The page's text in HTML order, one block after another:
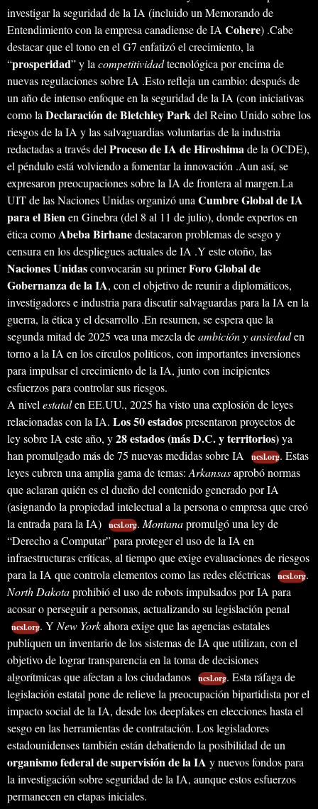
investigar la seguridad de la IA (incluido un Memorando de
Entendimiento con la empresa canadiense de IA Cohere) .Cabe
destacar que el tono en el G7 enfatizó el crecimiento, la
“prosperidad” y la competitividadtecnológica por encima de
nuevas regulaciones sobre IA .Esto refleja un cambio: después de
un año de intenso enfoque en la seguridad de la IA (con iniciativas
como la Declaración de Bletchley Parkdel Reino Unido sobre los
riesgos de la IA y las salvaguardias voluntarias de la industria
redactadas a través del Proceso de IA de Hiroshimade la OCDE),
el péndulo está volviendo a fomentar la innovación .Aun así, se
expresaron preocupaciones sobre la IA de frontera al margen.La
UIT de las Naciones Unidas organizó una Cumbre Global de IA
para el Bienen Ginebra (del 8 al 11 de julio), donde expertos en
ética comoAbeba Birhanedestacaron problemas de sesgo y
censura en los despliegues actuales de IA .Y este otoño, las
Naciones Unidasconvocarán su primerForo Global de
Gobernanza de la IA, con el objetivo de reunir a diplomáticos,
investigadores e industria para discutir salvaguardas para la IA en la
guerra, la ética y el desarrollo .En resumen, se espera que la
segunda mitad de 2025 vea una mezcla deambición y ansiedaden
torno a la IA en los círculos políticos, con importantes inversiones
para impulsar el crecimiento de la IA, junto con incipientes
esfuerzos para controlar sus riesgos.
A nivel estatalen EE.UU., 2025 ha visto una explosión de leyes
relacionadas con la IA. Los 50 estadospresentaron proyectos de
ley sobre IA este año, y28 estados (más D.C. y territorios)ya
han promulgado más de 75 nuevas medidas sobre IA
ncsl.org. Estas
leyes cubren una amplia gama de temas: Arkansasaprobó normas
que aclaran quién es el dueño del contenido generado por IA
(asignando la propiedad intelectual a la persona o empresa que creó
la entrada para la IA) ncsl.org. Montanapromulgó una ley de
“Derecho a Computar” para proteger el uso de la IA en
infraestructuras críticas, al tiempo que exige evaluaciones de riesgos
para la IA que controla elementos como las redes eléctricas ncsl.org.
North Dakotaprohibió el uso de robots impulsados por IA para
acosar o perseguir a personas, actualizando su legislación penal
ncsl.org. Y New Yorkahora exige que las agencias estatales
publiquen un inventario de los sistemas de IA que utilizan, con el
objetivo de lograr transparencia en la toma de decisiones
algorítmicas que afectan a los ciudadanos ncsl.org. Esta ráfaga de
legislación estatal pone de relieve la preocupación bipartidista por el
impacto social de la IA, desde los deepfakes en elecciones hasta el
sesgo en las herramientas de contratación. Los legisladores
estadounidenses también están debatiendo la posibilidad de un
organismo federal de supervisión de la IA y nuevos fondos para
la investigación sobre seguridad de la IA, aunque estos esfuerzos
permanecen en etapas iniciales.